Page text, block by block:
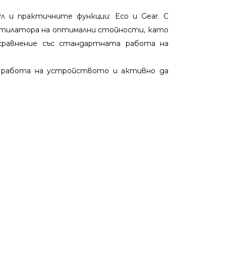
и практичните функции: Eco и Gear. С
на оптимални стойности, като
със стандартната работа на
работа на устройството и активно да